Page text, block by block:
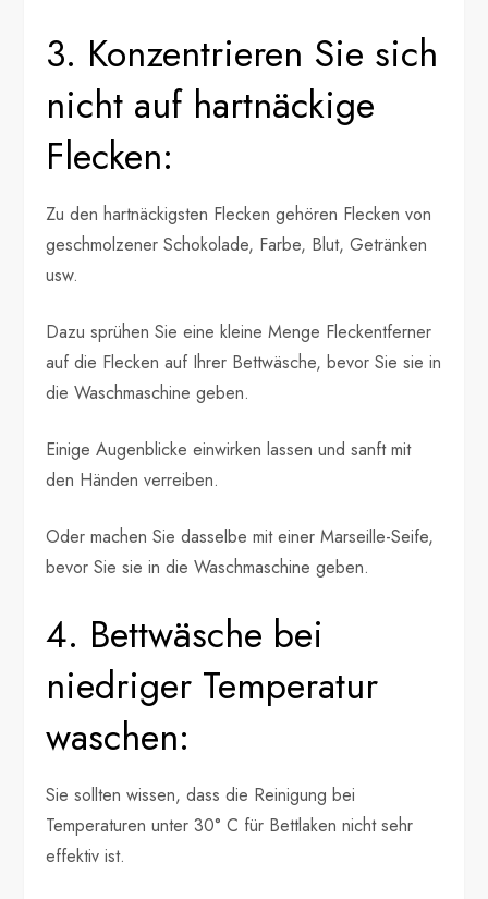
3. Konzentrieren Sie sich
nicht auf hartnäckige
Flecken:
Zu den hartnäckigsten Flecken gehören Flecken von
geschmolzener Schokolade, Farbe, Blut, Getränken
usw.
Dazu sprühen Sie eine kleine Menge Fleckentferner
auf die Flecken auf Ihrer Bettwäsche, bevor Sie sie in
die Waschmaschine geben.
Einige Augenblicke einwirken lassen und sanft mit
den Händen verreiben.
Oder machen Sie dasselbe mit einer Marseille-Seife,
bevor Sie sie in die Waschmaschine geben.
4. Bettwäsche bei
niedriger Temperatur
waschen:
Sie sollten wissen, dass die Reinigung bei
Temperaturen unter 30° C für Bettlaken nicht sehr
effektiv ist.